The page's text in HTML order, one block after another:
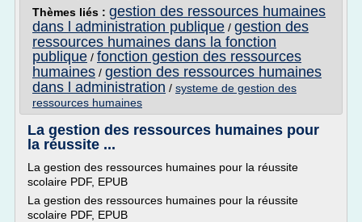
Thèmes liés : gestion des ressources humaines
dans l administration publique / gestion des
ressources humaines dans la fonction
publique / fonction gestion des ressources
humaines / gestion des ressources humaines
dans l administration / systeme de gestion des
ressources humaines
La gestion des ressources humaines pour
la réussite ...
La gestion des ressources humaines pour la réussite
scolaire PDF, EPUB
La gestion des ressources humaines pour la réussite
scolaire PDF, EPUB